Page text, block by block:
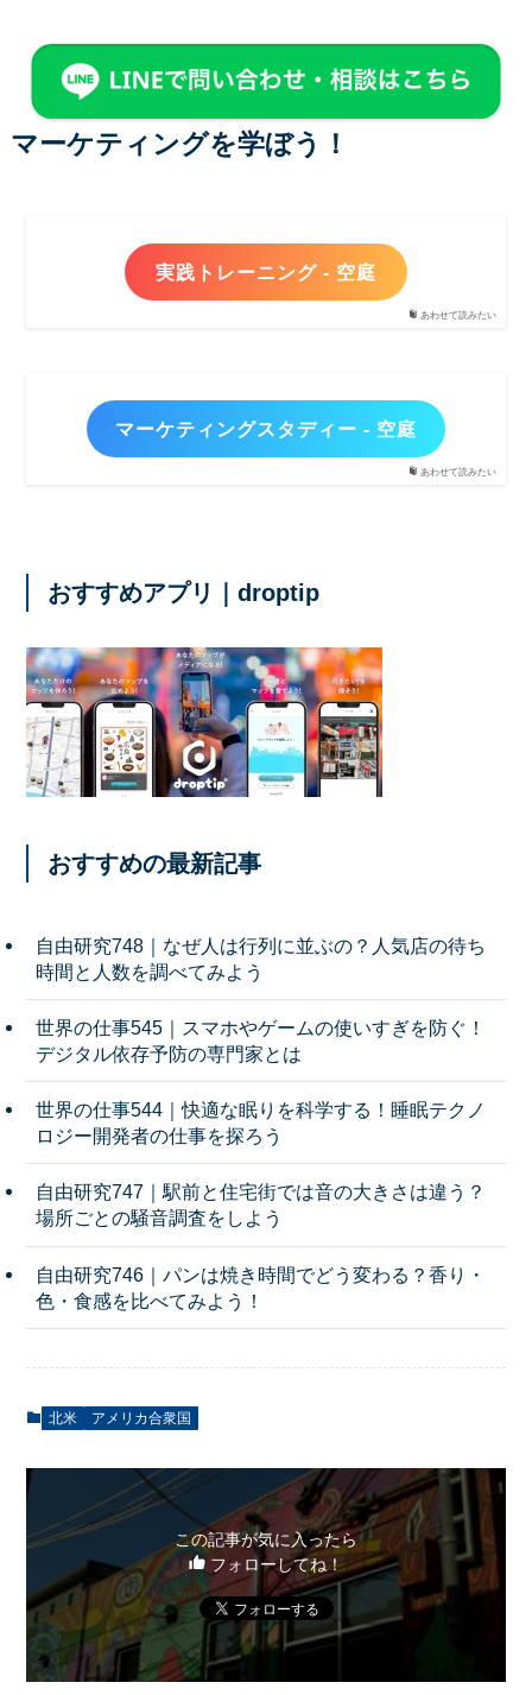
マーケティングを学ぼう！
あわせて読みたい
実践トレーニング - 空庭
あわせて読みたい
マーケティングスタディー - 空庭
おすすめアプリ｜droptip
おすすめの最新記事
自由研究748｜なぜ人は行列に並ぶの？人気店の待ち
時間と人数を調べてみよう
世界の仕事545｜スマホやゲームの使いすぎを防ぐ！
デジタル依存予防の専門家とは
世界の仕事544｜快適な眠りを科学する！睡眠テクノ
ロジー開発者の仕事を探ろう
自由研究747｜駅前と住宅街では音の大きさは違う？
場所ごとの騒音調査をしよう
自由研究746｜パンは焼き時間でどう変わる？香り・
色・食感を比べてみよう！
北米 アメリカ合衆国
この記事が気に入ったら
フォローしてね！